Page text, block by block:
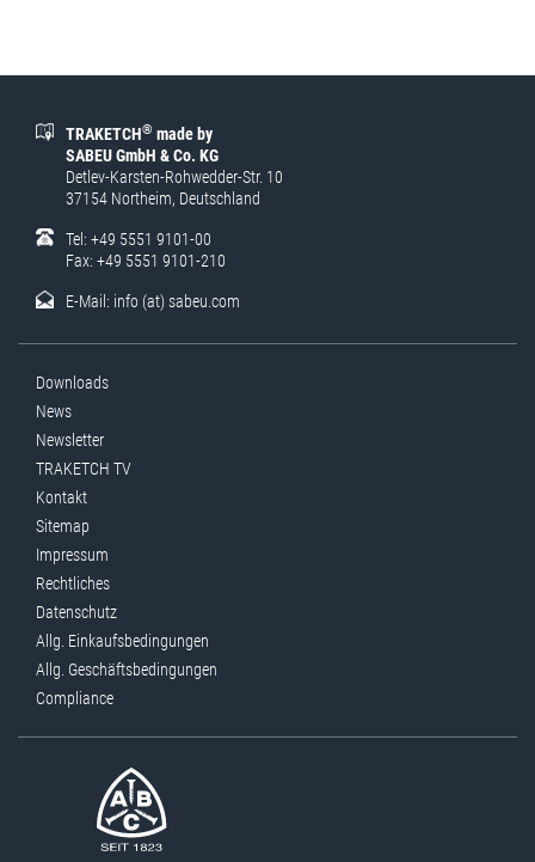
TRAKETCH® made by
SABEU GmbH & Co. KG
Detlev-Karsten-Rohwedder-Str. 10
37154 Northeim, Deutschland
Tel: +49 5551 9101-00
Fax: +49 5551 9101-210
E-Mail: info (at) sabeu.com
Downloads
News
Newsletter
TRAKETCH TV
Kontakt
Sitemap
Impressum
Rechtliches
Datenschutz
Allg. Einkaufsbedingungen
Allg. Geschäftsbedingungen
Compliance